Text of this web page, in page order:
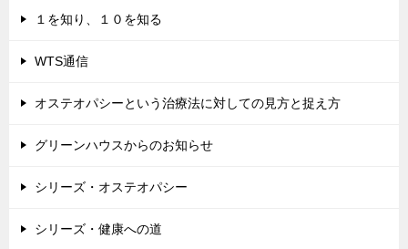
１を知り、１０を知る
WTS通信
オステオパシーという治療法に対しての見方と捉え方
グリーンハウスからのお知らせ
シリーズ・オステオパシー
シリーズ・健康への道